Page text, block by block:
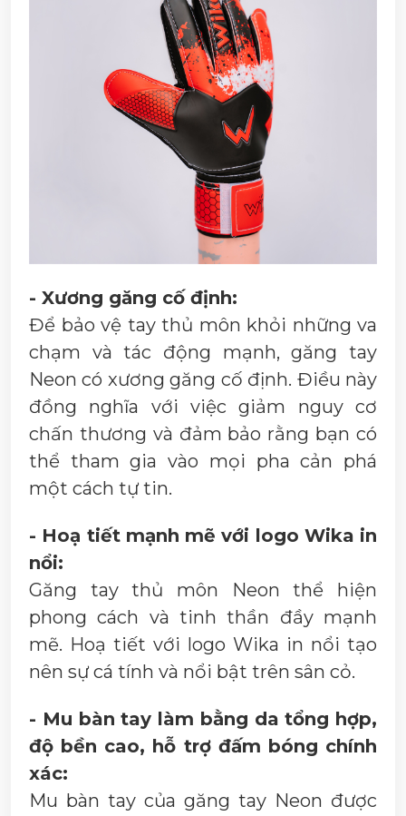
- Xương găng cố định:
Để bảo vệ tay thủ môn khỏi những va
chạm và tác động mạnh, găng tay
Neon có xương găng cố định. Điều này
đồng nghĩa với việc giảm nguy cơ
chấn thương và đảm bảo rằng bạn có
thể tham gia vào mọi pha cản phá
một cách tự tin.
- Hoạ tiết mạnh mẽ với logo Wika in
nổi:
Găng tay thủ môn Neon thể hiện
phong cách và tinh thần đầy mạnh
mẽ. Hoạ tiết với logo Wika in nổi tạo
nên sự cá tính và nổi bật trên sân cỏ.
- Mu bàn tay làm bằng da tổng hợp,
độ bền cao, hỗ trợ đấm bóng chính
xác:
Mu bàn tay của găng tay Neon được